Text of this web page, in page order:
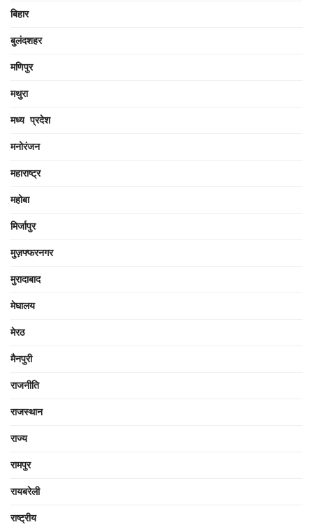
बिहार
बुलंदशहर
मणिपुर
मथुरा
मध्य प्रदेश
मनोरंजन
महाराष्ट्र
महोबा
मिर्जापुर
मुज़फ्फरनगर
मुरादाबाद
मेघालय
मेरठ
मैनपुरी
राजनीति
राजस्थान
राज्य
रामपुर
रायबरेली
राष्ट्रीय